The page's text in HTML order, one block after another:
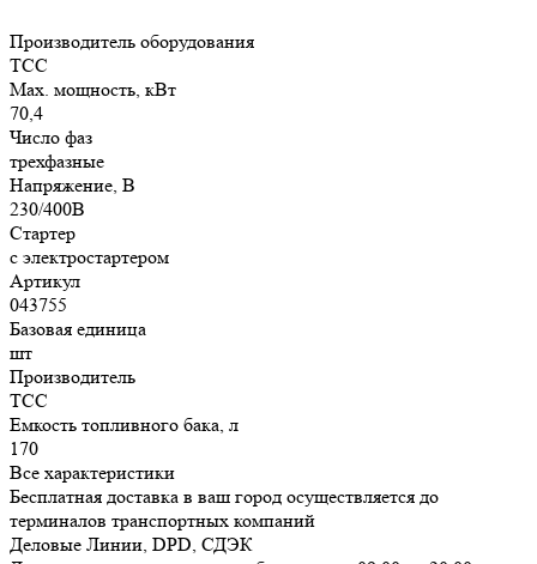
Производитель оборудования
ТСС
Max. мощность, кВт
70,4
Число фаз
трехфазные
Напряжение, В
230/400В
Стартер
с электростартером
Артикул
043755
Базовая единица
шт
Производитель
ТСС
Емкость топливного бака, л
170
Все характеристики
Бесплатная доставка в ваш город осуществляется до
терминалов транспортных компаний
Деловые Линии, DPD, СДЭК